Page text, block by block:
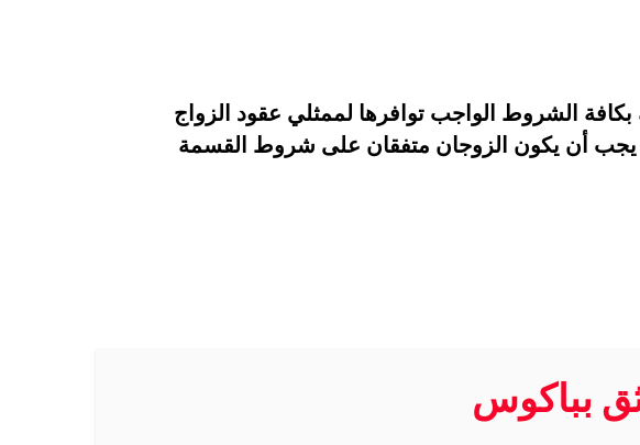
الشروط الواجب توافرها لممثلي عقود الزواج
أن يكون الزوجان متفقان على شروط القسمة
بباكوس